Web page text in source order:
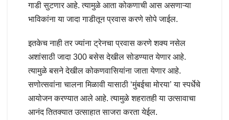
गाडी सुटणार आहे. त्यामुळे आता कोकणाची आस असणाऱ्या
भाविकांना या जादा गाडीतून प्रवास करणे सोपे जाईल.
इतकेच नाही तर ज्यांना ट्रेनचा प्रवास करणे शक्य नसेल
अशांसाठी जादा 300 बसेस देखील सोडण्यात येणार आहे.
त्यामुळे बसने देखील कोकणवासियांना जाता येणार आहे.
सणोत्सवांना चालना मिळावी यासाठी ‘मुंबईचा मोरया’ या स्पर्धेचे
आयोजन करण्यात आले आहे. त्यामुळे शहरातही या उत्सावाचा
आनंद तितक्यात उत्साहात साजरा करता येईल.